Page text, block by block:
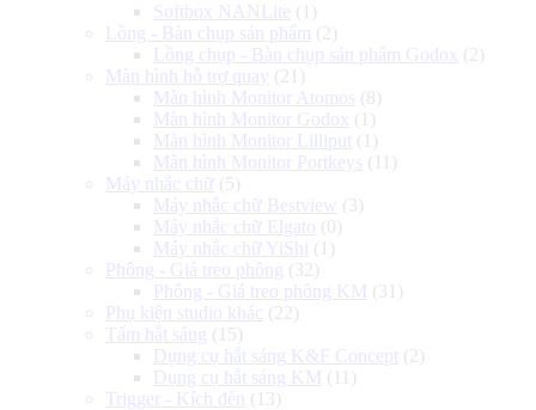
Softbox NANLite (1)
Lồng - Bàn chụp sản phẩm (2)
Lồng chụp - Bàn chụp sản phẩm Godox (2)
Màn hình hỗ trợ quay (21)
Màn hình Monitor Atomos (8)
Màn hình Monitor Godox (1)
Màn hình Monitor Lilliput (1)
Màn hình Monitor Portkeys (11)
Máy nhắc chữ (5)
Máy nhắc chữ Bestview (3)
Máy nhắc chữ Elgato (0)
Máy nhắc chữ YiShi
(1)
Phông - Giá treo phông (32)
Phông - Giá treo phông KM (31)
Phụ kiện studio khác (22)
Tấm hắt sáng (15)
Dụng cụ hắt sáng K&F Concept (2)
Dụng cụ hắt sáng KM (11)
Trigger - Kích đèn
(13)